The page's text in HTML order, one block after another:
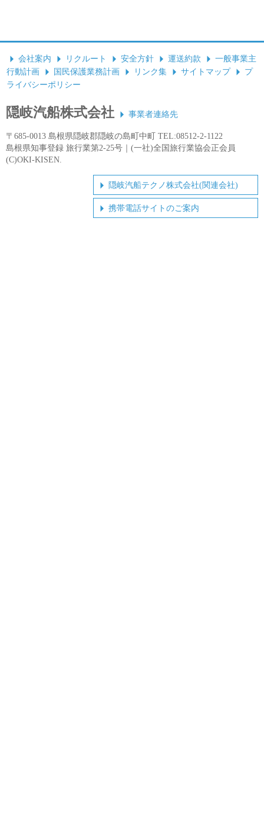
会社案内 リクルート 安全方針 運送約款
一般事業主
行動計画
国民保護業務計画 リンク集 サイトマップ
プ
ライバシーポリシー
隠岐汽船株式会社 事業者連絡先
〒685-0013 島根県隠岐郡隠岐の島町中町 TEL:08512-2-1122
島根県知事登録 旅行業第2-25号｜(一社)全国旅行業協会正会員
(C)OKI-KISEN.
隠岐汽船テクノ株式会社(関連会社)
携帯電話サイトのご案内